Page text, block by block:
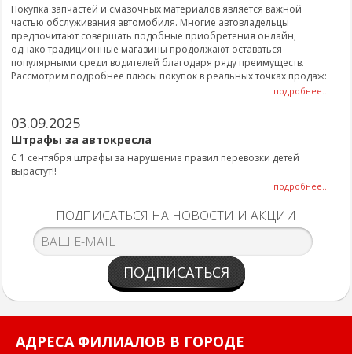
Покупка запчастей и смазочных материалов является важной
частью обслуживания автомобиля. Многие автовладельцы
предпочитают совершать подобные приобретения онлайн,
однако традиционные магазины продолжают оставаться
популярными среди водителей благодаря ряду преимуществ.
Рассмотрим подробнее плюсы покупок в реальных точках продаж:
подробнее...
03.09.2025
Штрафы за автокресла
С 1 сентября штрафы за нарушение правил перевозки детей
вырастут!!
подробнее...
ПОДПИСАТЬСЯ НА НОВОСТИ И АКЦИИ
ПОДПИСАТЬСЯ
АДРЕСА ФИЛИАЛОВ В ГОРОДЕ